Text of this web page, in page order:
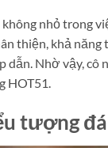
không nhỏ trong
thiện, khả
dẫn. Nhờ vậy,
HOT51.
tượng